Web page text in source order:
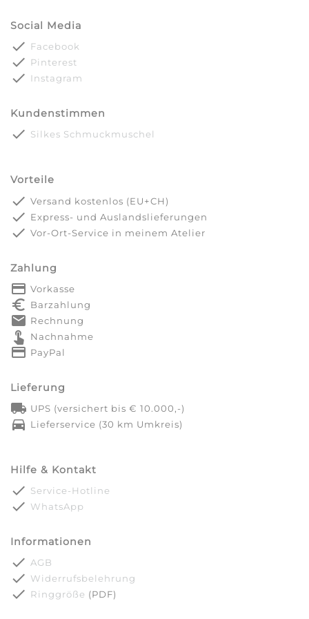
Social Media
done Facebook
done Pinterest
done Instagram
Kundenstimmen
done Silkes Schmuckmuschel
Vorteile
done Versand kostenlos (EU+CH)
done Express- und Auslandslieferungen
done Vor-Ort-Service in meinem Atelier
Zahlung
payment Vorkasse
euro_symbol Barzahlung
markunread Rechnung
touch_app Nachnahme
credit_card PayPal
Lieferung
local_shipping UPS (versichert bis € 10.000,-)
directions_car Lieferservice (30 km Umkreis)
Hilfe & Kontakt
done Service-Hotline
done WhatsApp
Informationen
done AGB
done Widerrufsbelehrung
done Ringgröße (PDF)